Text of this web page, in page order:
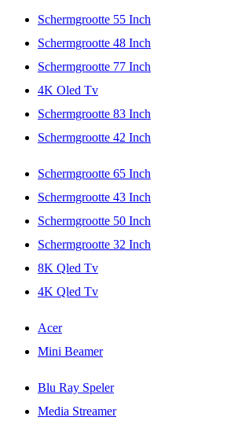
Schermgrootte 55 Inch
Schermgrootte 48 Inch
Schermgrootte 77 Inch
4K Oled Tv
Schermgrootte 83 Inch
Schermgrootte 42 Inch
Schermgrootte 65 Inch
Schermgrootte 43 Inch
Schermgrootte 50 Inch
Schermgrootte 32 Inch
8K Qled Tv
4K Qled Tv
Acer
Mini Beamer
Blu Ray Speler
Media Streamer